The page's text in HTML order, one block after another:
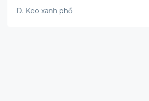
D. Keo xanh phổ